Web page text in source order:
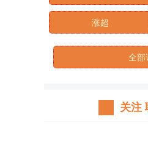
涨超
全部
关注